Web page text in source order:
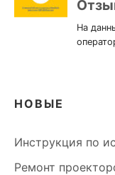
НОВЫЕ
Инструкция по
Ремонт